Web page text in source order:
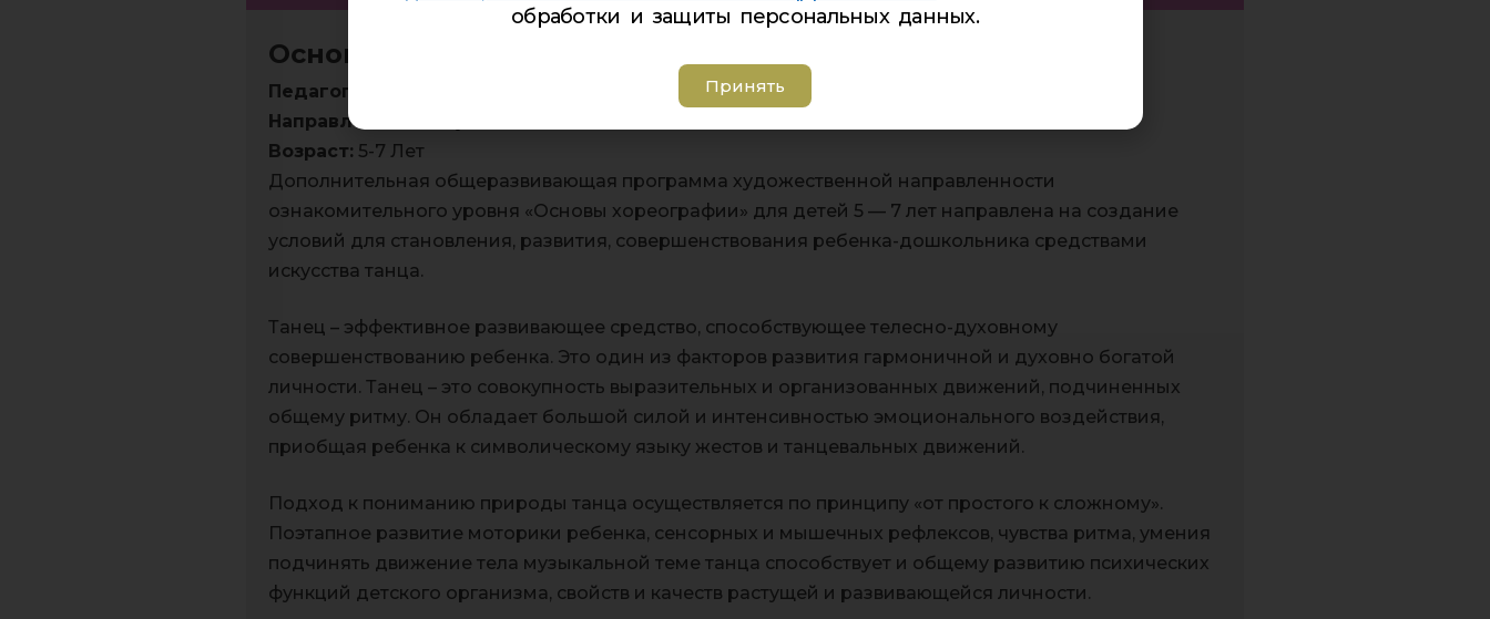
Основы хореографии
Педагог:
Направленность:
Возраст: 5-7 Лет
Дополнительная общеразвивающая программа художественной направленности
ознакомительного уровня «Основы хореографии» для детей 5 — 7 лет направлена на создание
условий для становления, развития, совершенствования ребенка-дошкольника средствами
искусства танца.
Танец – эффективное развивающее средство, способствующее телесно-духовному
совершенствованию ребенка. Это один из факторов развития гармоничной и духовно богатой
личности. Танец – это совокупность выразительных и организованных движений, подчиненных
общему ритму. Он обладает большой силой и интенсивностью эмоционального воздействия,
приобщая ребенка к символическому языку жестов и танцевальных движений.
Подход к пониманию природы танца осуществляется по принципу «от простого к сложному».
Поэтапное развитие моторики ребенка, сенсорных и мышечных рефлексов, чувства ритма, умения
подчинять движение тела музыкальной теме танца способствует и общему развитию психических
функций детского организма, свойств и качеств растущей и развивающейся личности.
обработки и защиты персональных данных.
Принять